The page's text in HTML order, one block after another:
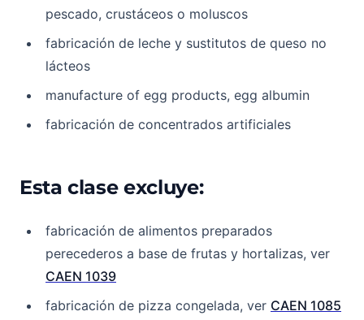
pescado, crustáceos o moluscos
fabricación de leche y sustitutos de queso no
lácteos
manufacture of egg products, egg albumin
fabricación de concentrados artificiales
Esta clase excluye:
fabricación de alimentos preparados
perecederos a base de frutas y hortalizas, ver
CAEN 1039
fabricación de pizza congelada, ver CAEN 1085